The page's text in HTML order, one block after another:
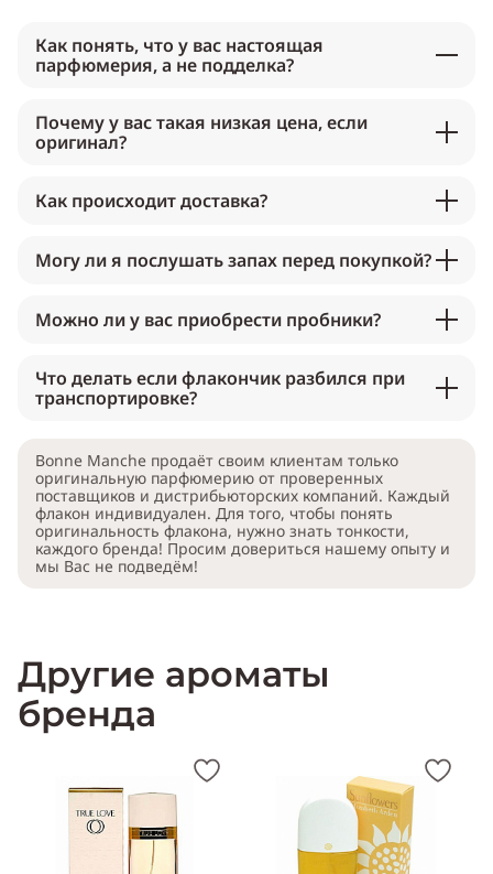
Как понять, что у вас настоящая
парфюмерия, а не подделка?
Почему у вас такая низкая цена, если
оригинал?
Как происходит доставка?
Могу ли я послушать запах перед покупкой?
Можно ли у вас приобрести пробники?
Что делать если флакончик разбился при
транспортировке?
Bonne Manche продаёт своим клиентам только
оригинальную парфюмерию от проверенных
поставщиков и дистрибьюторских компаний. Каждый
флакон индивидуален. Для того, чтобы понять
оригинальность флакона, нужно знать тонкости,
каждого бренда! Просим довериться нашему опыту и
мы Вас не подведём!
Другие ароматы
бренда